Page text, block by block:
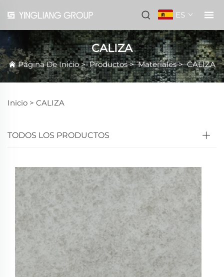
ES
CALIZA
Página De Inicio>Productos>Materiales>CALIZA
Inicio > CALIZA
TODOS LOS PRODUCTOS